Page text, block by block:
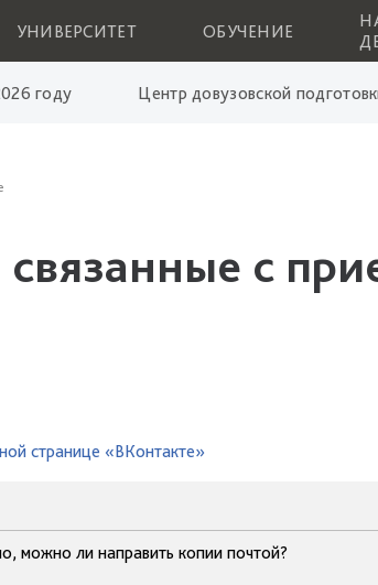
УНИВЕРСИТЕТ ОБУЧЕНИЕ
году Центр довузовской
с
странице «ВКонтакте»
можно ли направить копии почтой?